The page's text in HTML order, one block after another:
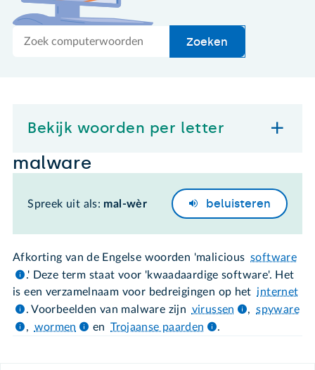
Zoek
Zoeken
Bekijk woorden per letter
malware
Spreek uit als: mal-wèr beluisteren
Afkorting van de Engelse woorden 'malicious software
.' Deze term staat voor 'kwaadaardige software'. Het
is een verzamelnaam voor bedreigingen op het internet
. Voorbeelden van malware zijn virussen , spyware
, wormen en Trojaanse paarden .